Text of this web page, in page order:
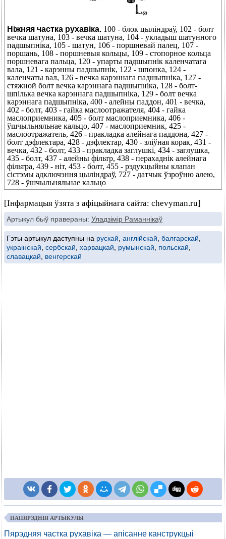
Ніжняя частка рухавіка. 100 - блок цыліндраў, 102 - болт
вечка шатуна, 103 - вечка шатуна, 104 - укладыш шатунного
падшыпніка, 105 - шатун, 106 - поршневай палец, 107 -
поршань, 108 - поршневыя кольцы, 109 - стопорное кольца
поршневага пальца, 120 - упарты падшыпнік каленчатага
вала, 121 - карэнны падшыпнік, 122 - шпонка, 124 -
каленчаты вал, 126 - вечка карэннага падшыпніка, 127 -
стяжной болт вечка карэннага падшыпніка, 128 - болт-
шпілька вечка карэннага падшыпніка, 129 - болт вечка
карэннага падшыпніка, 400 - алейны паддон, 401 - вечка,
402 - болт, 403 - гайка маслоотражателя, 404 - гайка
маслоприемника, 405 - болт маслоприемника, 406 -
ўшчыльняльнае кальцо, 407 - маслоприемник, 425 -
маслоотражатель, 426 - пракладка алейнага паддона, 427 -
болт дэфлектара, 428 - дэфлектар, 430 - зліўная корак, 431 -
вечка, 432 - болт, 433 - пракладка заглушкі, 434 - заглушка,
435 - болт, 437 - алейны фільтр, 438 - перахаднік алейнага
фільтра, 439 - ніт, 453 - болт, 455 - рэдукцыйны клапан
сістэмы адключэння цыліндраў, 727 - датчык ўзроўню алею,
728 - ўшчыльняльнае кальцо
[Інфармацыя ўзята з афіцыйнага сайта: chevyman.ru]
Артыкул быў правераны: Уладзімір Раманнікаў
Гэты артыкул даступны на рускай англійскай балгарскай
украінскай сербскай харвацкай румынскай польскай
славацкай
венгерскай
ПАПЯРЭДНІЯ АРТЫКУЛЫ
Пярэдняя частка рухавіка — апісанне канструкцыі